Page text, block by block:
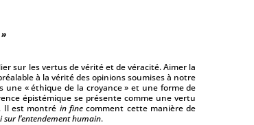
sur les vertus de vérité et de véracité. Aimer la
à la vérité des opinions soumises à notre
« éthique de la croyance » et une forme de
épistémique se présente comme une vertu
Il est montré in fine comment cette manière de
sur l’entendement humain.